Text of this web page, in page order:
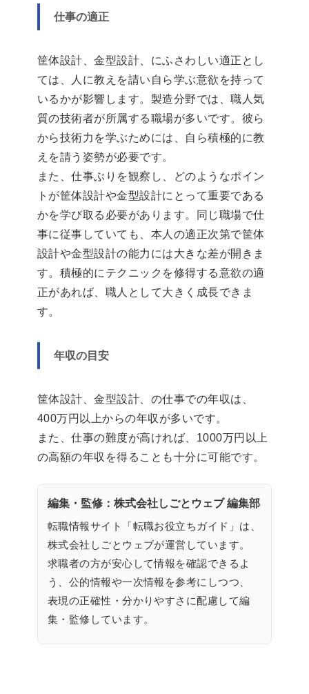
仕事の適正
筐体設計、金型設計、にふさわしい適正とし
ては、人に教えを請い自ら学ぶ意欲を持って
いるかが影響します。製造分野では、職人気
質の技術者が所属する職場が多いです。彼ら
から技術力を学ぶためには、自ら積極的に教
えを請う姿勢が必要です。
また、仕事ぶりを観察し、どのようなポイン
トが筐体設計や金型設計にとって重要である
かを学び取る必要があります。同じ職場で仕
事に従事していても、本人の適正次第で筐体
設計や金型設計の能力には大きな差が開きま
す。積極的にテクニックを修得する意欲の適
正があれば、職人として大きく成長できま
す。
年収の目安
筐体設計、金型設計、の仕事での年収は、
400万円以上からの年収が多いです。
また、仕事の難度が高ければ、1000万円以上
の高額の年収を得ることも十分に可能です。
編集・監修：株式会社しごとウェブ 編集部
転職情報サイト「転職お役立ちガイド」は、
株式会社しごとウェブが運営しています。
求職者の方が安心して情報を確認できるよ
う、公的情報や一次情報を参考にしつつ、
表現の正確性・分かりやすさに配慮して編
集・監修しています。